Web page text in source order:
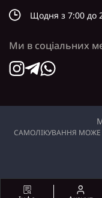
Щодня з 7:00 до
Ми в соціальних
САМОЛІКУВАННЯ